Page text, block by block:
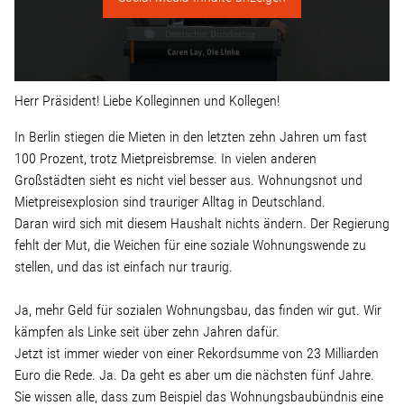
Linke Zukunftsdebatte
Sonstiges
Wahlkreis
Pressemitteilungen
Presse
Service
Termine
Herr Präsident! Liebe Kolleginnen und Kollegen!
In Berlin stiegen die Mieten in den letzten zehn Jahren um fast
100 Prozent, trotz Mietpreisbremse. In vielen anderen
Großstädten sieht es nicht viel besser aus. Wohnungsnot und
Mietpreisexplosion sind trauriger Alltag in Deutschland.
Daran wird sich mit diesem Haushalt nichts ändern. Der Regierung
fehlt der Mut, die Weichen für eine soziale Wohnungswende zu
stellen, und das ist einfach nur traurig.
Ja, mehr Geld für sozialen Wohnungsbau, das finden wir gut. Wir
kämpfen als Linke seit über zehn Jahren dafür.
Jetzt ist immer wieder von einer Rekordsumme von 23 Milliarden
Euro die Rede. Ja. Da geht es aber um die nächsten fünf Jahre.
Sie wissen alle, dass zum Beispiel das Wohnungsbaubündnis eine